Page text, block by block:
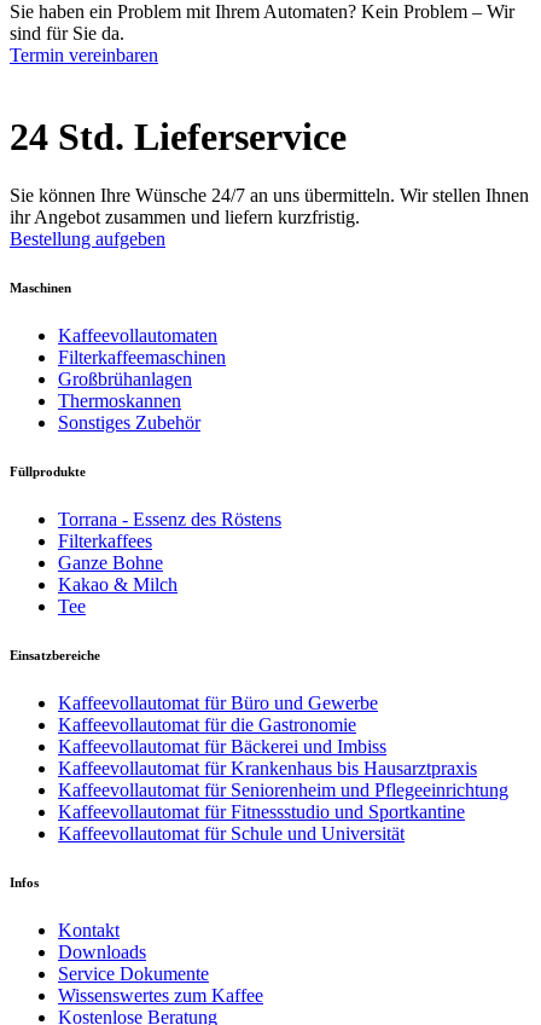
Sie haben ein Problem mit Ihrem Automaten? Kein Problem – Wir
sind für Sie da.
Termin vereinbaren
24 Std. Lieferservice
Sie können Ihre Wünsche 24/7 an uns übermitteln. Wir stellen Ihnen
ihr Angebot zusammen und liefern kurzfristig.
Bestellung aufgeben
Maschinen
Kaffeevollautomaten
Filterkaffeemaschinen
Großbrühanlagen
Thermoskannen
Sonstiges Zubehör
Füllprodukte
Torrana - Essenz des Röstens
Filterkaffees
Ganze Bohne
Kakao & Milch
Tee
Einsatzbereiche
Kaffeevollautomat für Büro und Gewerbe
Kaffeevollautomat für die Gastronomie
Kaffeevollautomat für Bäckerei und Imbiss
Kaffeevollautomat für Krankenhaus bis Hausarztpraxis
Kaffeevollautomat für Seniorenheim und Pflegeeinrichtung
Kaffeevollautomat für Fitnessstudio und Sportkantine
Kaffeevollautomat für Schule und Universität
Infos
Kontakt
Downloads
Service Dokumente
Wissenswertes zum Kaffee
Kostenlose Beratung